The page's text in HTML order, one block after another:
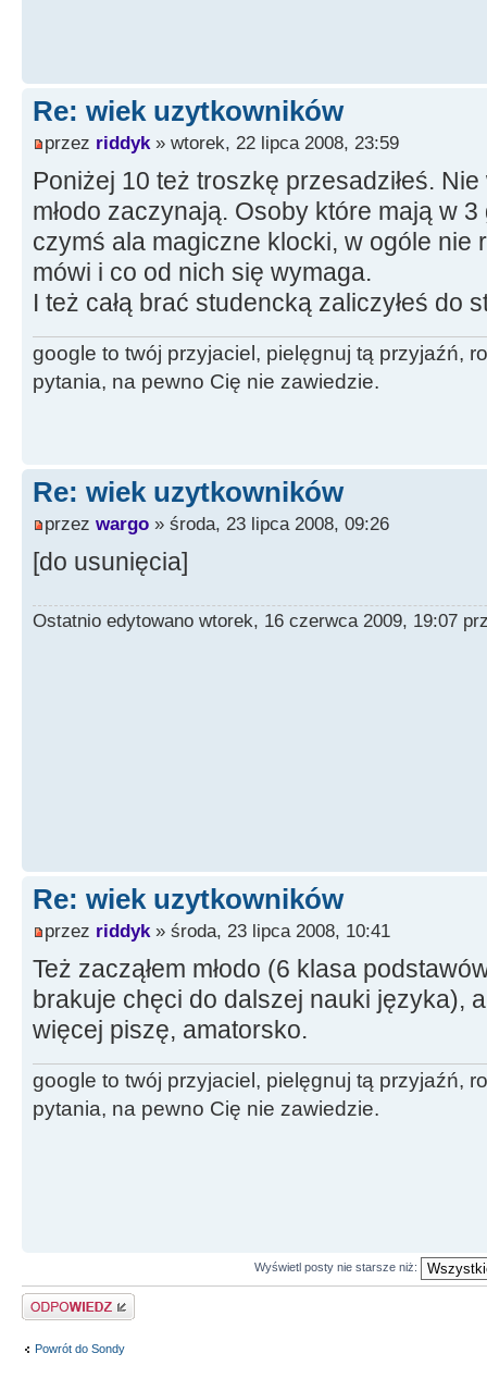
Re: wiek uzytkowników
przez riddyk» wtorek, 22 lipca 2008, 23:59
Poniżej 10 też troszkę przesadziłeś.
młodo zaczynają. Osoby które mają w
czymś ala magiczne klocki, w ogóle nie
mówi i co od nich się wymaga.
I też całą brać studencką zaliczyłeś do
google to twój przyjaciel, pielęgnuj tą przyjaźń,
pytania, na pewno Cię nie zawiedzie.
Re: wiek uzytkowników
przez wargo » środa, 23 lipca 2008, 09:26
[do usunięcia]
Ostatnio edytowano wtorek, 16 czerwca 2009, 19:07
Re: wiek uzytkowników
przez riddyk» środa, 23 lipca 2008, 10:41
Też zacząłem młodo (6 klasa
brakuje chęci do dalszej nauki języka),
więcej piszę, amatorsko.
google to twój przyjaciel, pielęgnuj tą przyjaźń,
pytania, na pewno Cię nie zawiedzie.
Wyświetl posty nie starsze niż:
Odpowiedz
Powrót do Sondy